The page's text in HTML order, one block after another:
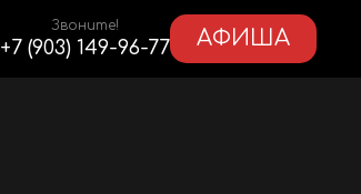
Звоните!
+7 (903) 149-96-77 АФИША